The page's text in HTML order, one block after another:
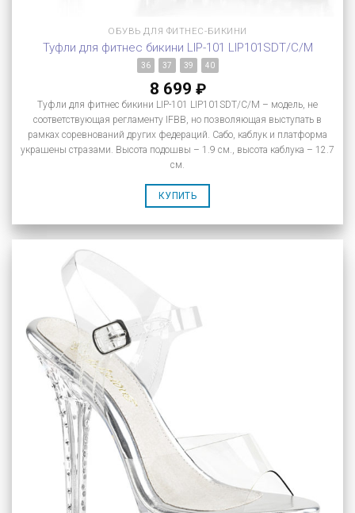
ОБУВЬ ДЛЯ ФИТНЕС-БИКИНИ
Туфли для фитнес бикини LIP-101 LIP101SDT/C/M
36 37 39 40
8 699 ₽
Туфли для фитнес бикини LIP-101 LIP101SDT/C/M – модель, не
соответствующая регламенту IFBB, но позволяющая выступать в
рамках соревнований других федераций. Сабо, каблук и платформа
украшены стразами. Высота подошвы – 1.9 см., высота каблука – 12.7
см.
КУПИТЬ